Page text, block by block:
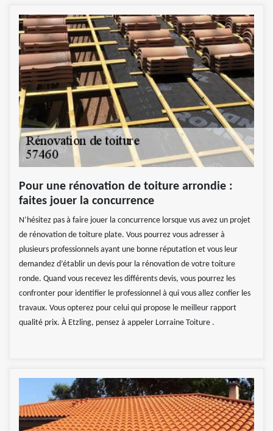
Pour une rénovation de toiture arrondie :
faites jouer la concurrence
N’hésitez pas à faire jouer la concurrence lorsque vus avez un projet
de rénovation de toiture plate. Vous pourrez vous adresser à
plusieurs professionnels ayant une bonne réputation et vous leur
demandez d’établir un devis pour la rénovation de votre toiture
ronde. Quand vous recevez les différents devis, vous pourrez les
confronter pour identifier le professionnel à qui vous allez confier les
travaux. Vous opterez pour celui qui propose le meilleur rapport
qualité prix. À Etzling, pensez à appeler Lorraine Toiture .